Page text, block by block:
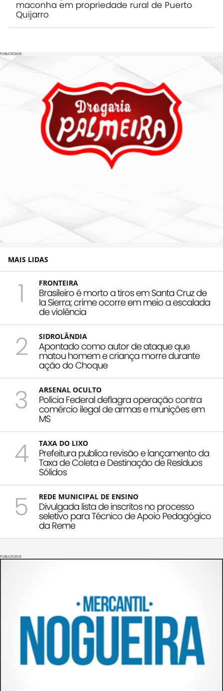
maconha em propriedade rural de Puerto
Quijarro
PUBLICIDADE
MAIS LIDAS
1 FRONTEIRA
Brasileiro é morto a tiros em Santa Cruz de
la Sierra; crime ocorre em meio a escalada
de violência
2 SIDROLÂNDIA
Apontado como autor de ataque que
matou homem e criança morre durante
ação do Choque
3 ARSENAL OCULTO
Polícia Federal deflagra operação contra
comércio ilegal de armas e munições em
MS
4 TAXA DO LIXO
Prefeitura publica revisão e lançamento da
Taxa de Coleta e Destinação de Resíduos
Sólidos
5 REDE MUNICIPAL DE ENSINO
Divulgada lista de inscritos no processo
seletivo para Técnico de Apoio Pedagógico
da Reme
PUBLICIDADE